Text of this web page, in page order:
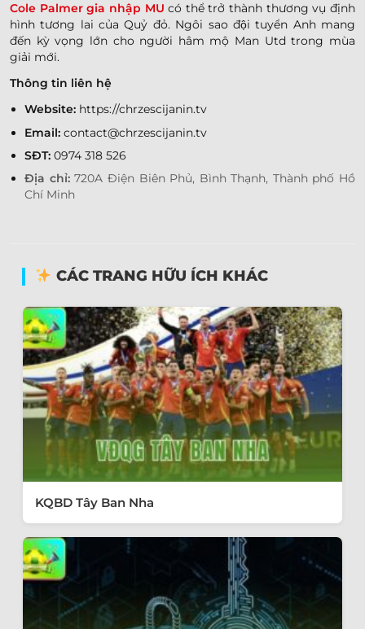
Cole Palmer gia nhập MU có thể trở thành thương vụ định
hình tương lai của Quỷ đỏ. Ngôi sao đội tuyển Anh mang
đến kỳ vọng lớn cho người hâm mộ Man Utd trong mùa
giải mới.
Thông tin liên hệ
Website: https://chrzescijanin.tv
Email: contact@chrzescijanin.tv
SĐT:0974 318 526
Địa chỉ:720A Điện Biên Phủ, Bình Thạnh, Thành phố Hồ
Chí Minh
CÁC TRANG HỮU ÍCH KHÁC
KQBD Tây Ban Nha